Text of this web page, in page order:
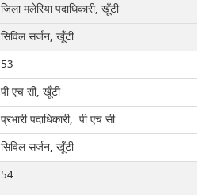
जिला मलेरिया पदाधिकारी, खूँटी
सिविल सर्जन, खूँटी
53
पी एच सी, खूँटी
प्रभारी पदाधिकारी, पी एच सी
सिविल सर्जन, खूँटी
54